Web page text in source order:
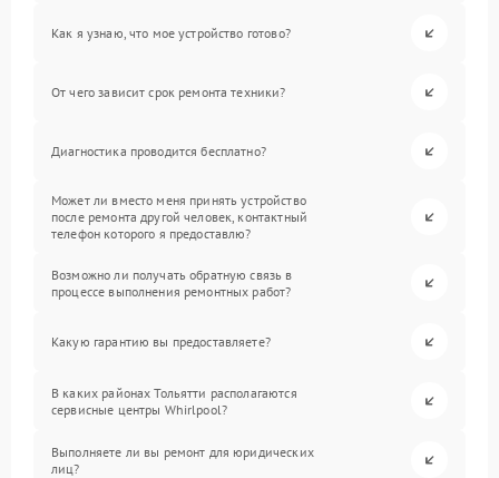
Как я узнаю, что мое устройство готово?
От чего зависит срок ремонта техники?
Диагностика проводится бесплатно?
Может ли вместо меня принять устройство
после ремонта другой человек, контактный
телефон которого я предоставлю?
Возможно ли получать обратную связь в
процессе выполнения ремонтных работ?
Какую гарантию вы предоставляете?
В каких районах Тольятти располагаются
сервисные центры Whirlpool?
Выполняете ли вы ремонт для юридических
лиц?